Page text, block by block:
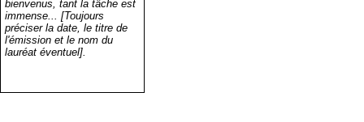
bienvenus, tant la tâche est
immense... [Toujours
préciser la date, le titre de
l'émission et le nom du
lauréat éventuel].